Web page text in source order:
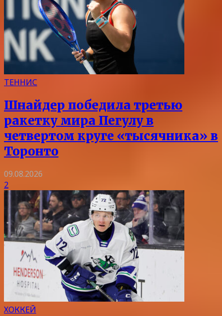
ТЕННИС
Шнайдер победила третью
ракетку мира Пегулу в
четвертом круге «тысячника» в
Торонто
09.08.2026
2
ХОККЕЙ